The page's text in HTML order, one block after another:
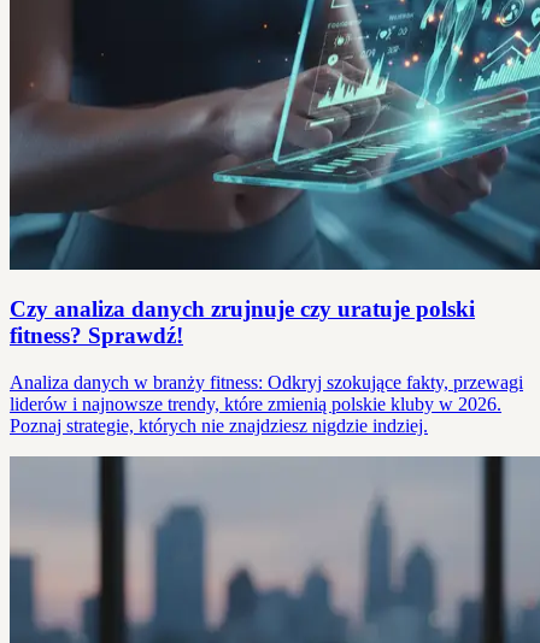
Czy analiza danych zrujnuje czy uratuje polski
fitness? Sprawdź!
Analiza danych w branży fitness: Odkryj szokujące fakty, przewagi
liderów i najnowsze trendy, które zmienią polskie kluby w 2026.
Poznaj strategie, których nie znajdziesz nigdzie indziej.